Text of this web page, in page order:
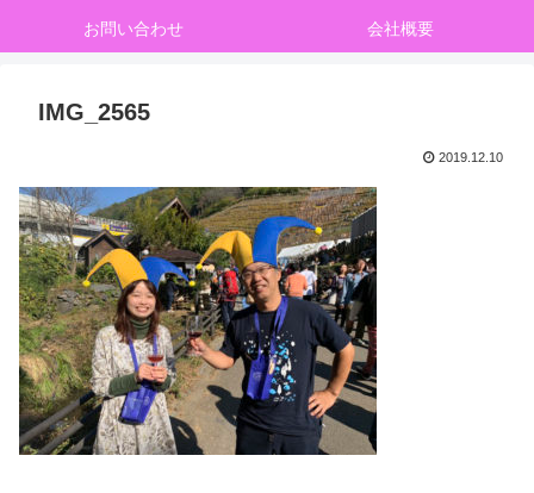
お問い合わせ 会社概要
IMG_2565
2019.12.10